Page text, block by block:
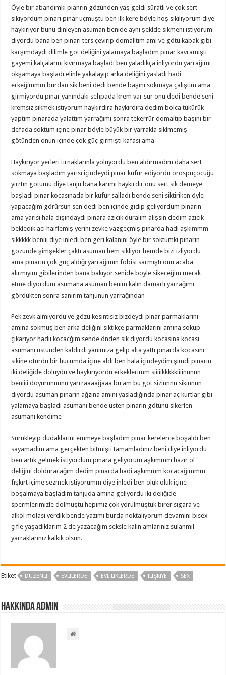
Öyle bir abandımki pıanrın gözünden yaş geldi süratli ve çok sert
sikiyordum pınarı pınar uçmuştu ben ilk kere böyle hoş sikiliyorum diye
haykırıyor bunu dinleyen asuman benide aynı şeklde sikmeni istiyorum
diyordu bana ben pınarı ters çevirip domalltım amı ve götü kabak gibi
karşımdaydı dilimle göt deliğini yalamaya başladım pınar kavramıştı
gayemi kalçalarını kıvırmaya başladı ben yaladıkça inliyordu yarrağımı
okşamaya başladı elinle yakalayıp arka deliğini yasladı hadi
erkeğimmm burdan sik beni dedi bende başını sokmaya çalıştım ama
girmiyordu pınar yanındaki sehpada krem var sür onu dedi bende seni
kremsiz sikmek istiyorum haykırdıra haykırdıra dedim bolca tükürük
yaptım pınarada yalattım yarrağımı sonra tekerrür domaltıp başını bir
defada soktum içine pınar böyle büyük bir yarrakla siklmemiş
götünden onun içinde çok güç girmişti kafası ama
Haykırıyor yerleri tırnaklarınla yoluyordu ben aldırmadım daha sert
sokmaya başladım yarısı içindeydi pınar küfür ediyordu orospuçocuğu
yırrtın götümü diye tanju bana karımı haykırdır onu sert sik demeye
başladı pınar kocasınada bir küfür salladı bende seni siktiriken öyle
yapacağım görürsün sen dedi ben içinde gidip geliyordum pınarın
ama yarısı hala dışındaydı pınara azıcık duralım alışsın dedim azıcık
bekledik acı haiflemiş yerini zevke vazgeçmiş pınarda hadi aşkımmm
sikkkkk beniii diye inledi ben geri kalanını öyle bir soktumki pınarın
gözünde şimşekler çaktı asuman hem sikliyor hemde bizi izliyordu
ama pınarın çok güç aldığı yarrağımın fobisi sarmıştı onu acaba
alırmıyım gibilerinden bana bakıyor senide böyle sikeceğim merak
etme diyordum asumana asuman benim kalın damarlı yarrağımı
gördükten sonra sanırım tanjunun yarrağından
Pek zevk almıyordu ve gözü kesintisiz bizdeydi pınar parmaklarını
amına sokmuş ben arka deliğini siktikçe parmaklarını amına sokup
çıkarıyor hadii kocacğım sende önden sik diyordu kocasına kocası
asumanı üstünden kaldırdı yanımıza gelip alta yattı pınarda kocasını
sikine oturdu bir hücumda içine aldı ben hala içindeydim şimdi pınarın
iki deliğide doluydu ve haykırıyordu erkeklerimm siiiiikkkkkiiiinnnnn
beniiii doyurunnnnn yarrraaaağaaa bu am bu göt sizinnnn sikinnnn
diyordu asuman pınarın ağzına amını yasladığında pınar aç kurtlar gibi
yalamaya başladı asumanı bende üsten pınarın götünü sikerlen
asumanı kendime
Sürükleyip dudaklarını emmeye başladım pınar kerelerce boşaldı ben
sayamadım ama gerçekten bitmişti tamamladınız beni diye inliyordu
ben artık gelmek istiyordum pınara geliyorum aşkımmm hazır ol
deliğini dolduracağım dedim pınarda hadi aşkımmm kocacağımmm
fışkırt içime sezmek istiyorumm diye inledi ben oluk oluk içine
boşalmaya başladım tanjuda amına geliyordu iki deliğide
spermlerimizle dolmuştu hepimiz çok yorulmuştuk birer sigara ve
alkol molası verdik bende yazımı burda noktalıyorum devamını bisex
çifle yaşadıklarım 2 de yazacağım seksle kalın amlarınız sulanmıl
yarraklarınız kalkık olsun.
Etiket DÜZENLI EVLILERDE EVLILIKLERDE ILIŞKIYE SEX
Hakkında admin